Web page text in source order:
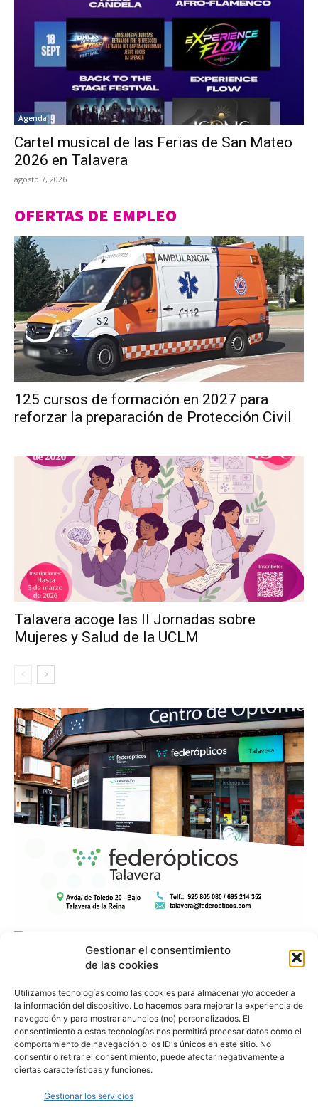
Gestionar el consentimiento
de las cookies
Utilizamos tecnologías como las cookies para almacenar y/o acceder a
la información del dispositivo. Lo hacemos para mejorar la experiencia de
navegación y para mostrar anuncios (no) personalizados. El
consentimiento a estas tecnologías nos permitirá procesar datos como el
comportamiento de navegación o los ID's únicos en este sitio. No
consentir o retirar el consentimiento, puede afectar negativamente a
ciertas características y funciones.
Gestionar los servicios
Agenda
Cartel musical de las Ferias de San Mateo
2026 en Talavera
agosto 7, 2026
OFERTAS DE EMPLEO
125 cursos de formación en 2027 para
reforzar la preparación de Protección Civil
Talavera acoge las II Jornadas sobre
Mujeres y Salud de la UCLM